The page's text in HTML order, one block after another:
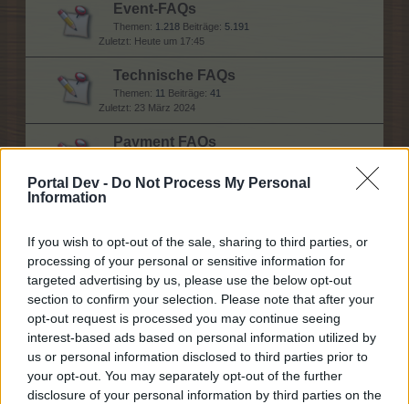
Portal Dev - Do Not Process My Personal
Information
If you wish to opt-out of the sale, sharing to third parties, or
processing of your personal or sensitive information for
targeted advertising by us, please use the below opt-out
section to confirm your selection. Please note that after your
opt-out request is processed you may continue seeing
interest-based ads based on personal information utilized by
us or personal information disclosed to third parties prior to
your opt-out. You may separately opt-out of the further
disclosure of your personal information by third parties on the
Event-FAQs
Themen: 1.218 Beiträge: 5.191
Heute um 17:45
Technische FAQs
Themen: 11 Beiträge: 41
23 März 2024
Payment FAQs
Hilfe
Allgemeine Fragen
Themen: 150 Beiträge:
4.796
Vor einer Minute
Technische Fragen
Themen: 78 Beiträge: 7.262